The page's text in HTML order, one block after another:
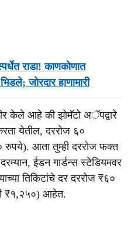
राडा! काणकोणात
जोरदार हाणामारी
केले आहे की झोमॅटो अॅपद्वारे
येतील, दररोज ६०
रुपये). आता तुम्ही दररोज फक्त
ईडन गार्डन्स स्टेडियमवर
तिकिटांचे दर दररोज ₹६०
₹१,२५०) आहेत.